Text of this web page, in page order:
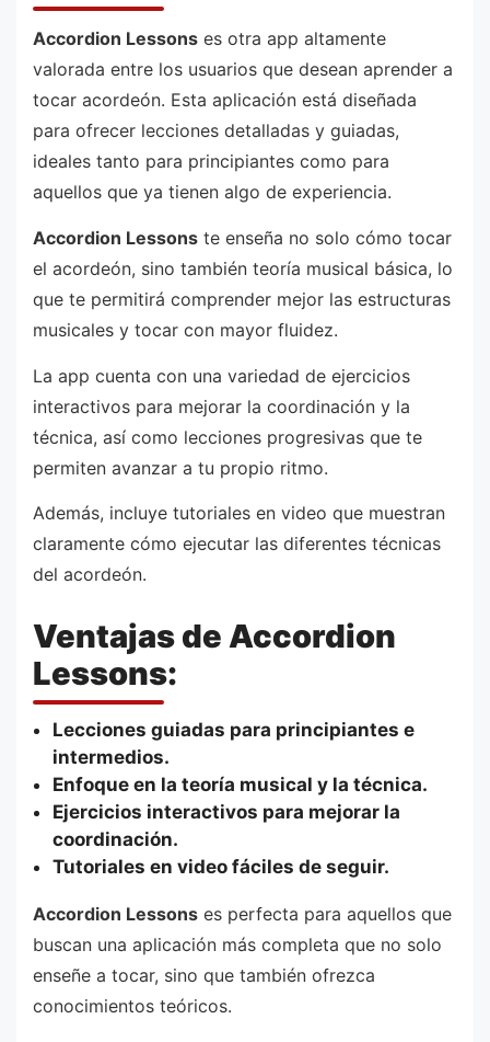
Accordion Lessons es otra app altamente
valorada entre los usuarios que desean aprender a
tocar acordeón. Esta aplicación está diseñada
para ofrecer lecciones detalladas y guiadas,
ideales tanto para principiantes como para
aquellos que ya tienen algo de experiencia.
Accordion Lessons te enseña no solo cómo tocar
el acordeón, sino también teoría musical básica, lo
que te permitirá comprender mejor las estructuras
musicales y tocar con mayor fluidez.
La app cuenta con una variedad de ejercicios
interactivos para mejorar la coordinación y la
técnica, así como lecciones progresivas que te
permiten avanzar a tu propio ritmo.
Además, incluye tutoriales en video que muestran
claramente cómo ejecutar las diferentes técnicas
del acordeón.
Ventajas de Accordion
Lessons:
Lecciones guiadas para principiantes e
intermedios.
Enfoque en la teoría musical y la técnica.
Ejercicios interactivos para mejorar la
coordinación.
Tutoriales en video fáciles de seguir.
Accordion Lessons es perfecta para aquellos que
buscan una aplicación más completa que no solo
enseñe a tocar, sino que también ofrezca
conocimientos teóricos.